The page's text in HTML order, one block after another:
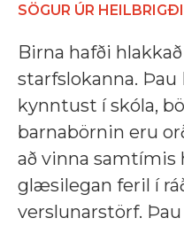
SÖGUR ÚR
Birna hafði
starfslokanna. Þau
kynntust í skóla,
barnabörnin eru
að vinna samtímis
glæsilegan feril í
verslunarstörf.